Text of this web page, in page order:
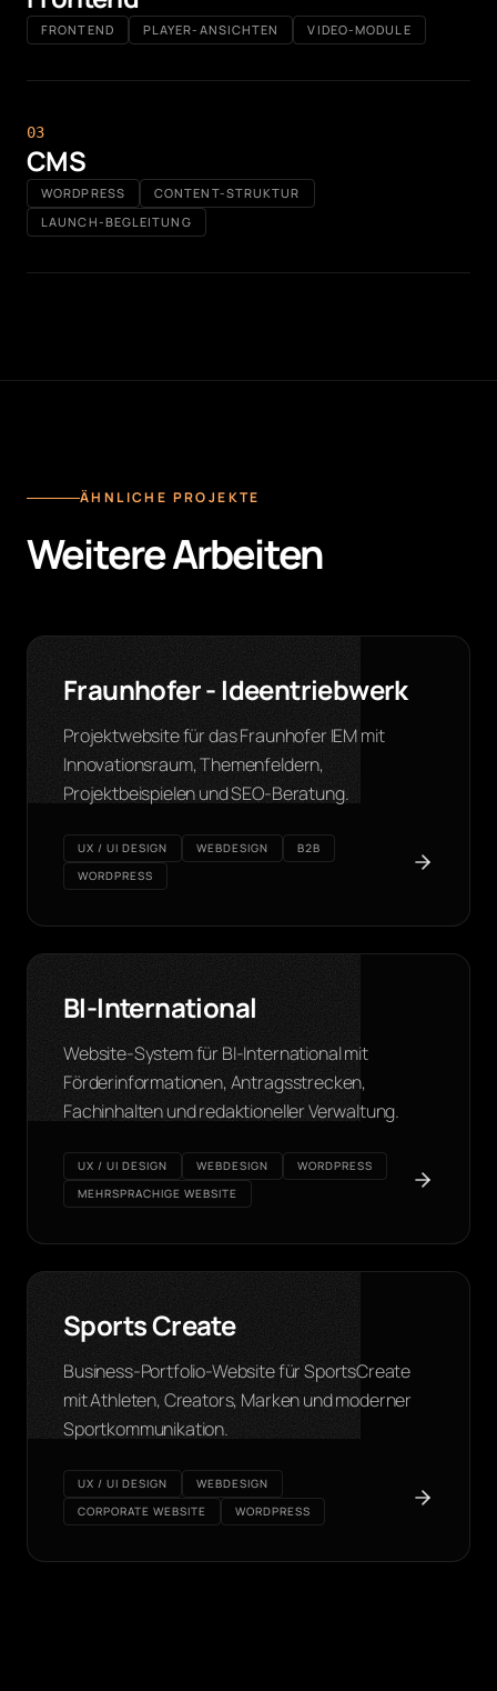
FRONTEND PLAYER-ANSICHTEN VIDEO-MODULE
03
CMS
WORDPRESS
CONTENT-STRUKTUR
LAUNCH-BEGLEITUNG
ÄHNLICHE PROJEKTE
Weitere Arbeiten
Fraunhofer - Ideentriebwerk
Projektwebsite für das Fraunhofer IEM mit
Innovationsraum, Themenfeldern,
Projektbeispielen und SEO-Beratung.
UX / UI DESIGN WEBDESIGN
B2B
WORDPRESS
BI-International
Website-System für BI-International mit
Förderinformationen, Antragsstrecken,
Fachinhalten und redaktioneller Verwaltung.
UX / UI DESIGN WEBDESIGN
WORDPRESS
MEHRSPRACHIGE WEBSITE
Sports Create
Business-Portfolio-Website für SportsCreate
mit Athleten, Creators, Marken und moderner
Sportkommunikation.
UX / UI DESIGN
WEBDESIGN
CORPORATE WEBSITE
WORDPRESS